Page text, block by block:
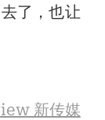
了，也让
新传媒